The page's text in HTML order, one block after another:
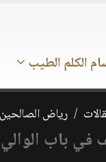
الكلم الطيب
رياض
باب الوالي